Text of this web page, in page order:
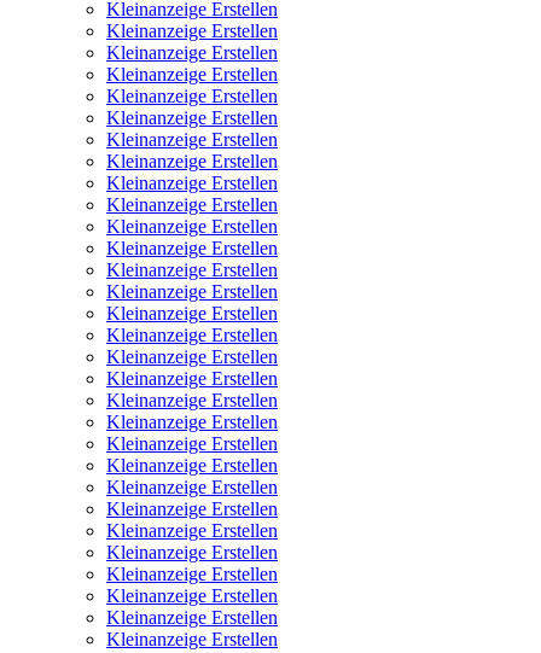
Kleinanzeige Erstellen
Kleinanzeige Erstellen
Kleinanzeige Erstellen
Kleinanzeige Erstellen
Kleinanzeige Erstellen
Kleinanzeige Erstellen
Kleinanzeige Erstellen
Kleinanzeige Erstellen
Kleinanzeige Erstellen
Kleinanzeige Erstellen
Kleinanzeige Erstellen
Kleinanzeige Erstellen
Kleinanzeige Erstellen
Kleinanzeige Erstellen
Kleinanzeige Erstellen
Kleinanzeige Erstellen
Kleinanzeige Erstellen
Kleinanzeige Erstellen
Kleinanzeige Erstellen
Kleinanzeige Erstellen
Kleinanzeige Erstellen
Kleinanzeige Erstellen
Kleinanzeige Erstellen
Kleinanzeige Erstellen
Kleinanzeige Erstellen
Kleinanzeige Erstellen
Kleinanzeige Erstellen
Kleinanzeige Erstellen
Kleinanzeige Erstellen
Kleinanzeige Erstellen